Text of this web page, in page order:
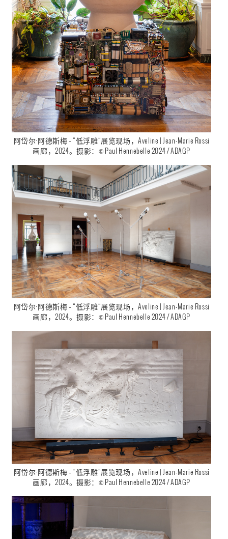
阿岱尔·阿德斯梅 – “低浮雕“展览现场，Aveline | Jean-Marie Rossi
画廊，2024。摄影：© Paul Hennebelle 2024 / ADAGP
阿岱尔·阿德斯梅 – “低浮雕“展览现场，Aveline | Jean-Marie Rossi
画廊，2024。摄影：© Paul Hennebelle 2024 / ADAGP
阿岱尔·阿德斯梅 – “低浮雕“展览现场，Aveline | Jean-Marie Rossi
画廊，2024。摄影：© Paul Hennebelle 2024 / ADAGP